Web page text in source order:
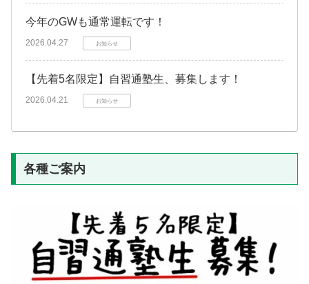
今年のGWも通常運転です！
2026.04.27 お知らせ
【先着5名限定】自習通塾生、募集します！
2026.04.21 お知らせ
各種ご案内